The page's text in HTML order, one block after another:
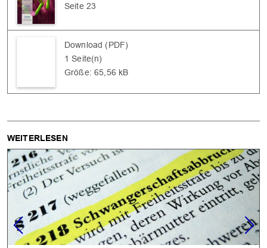
Seite 23
Download (PDF)
1 Seite(n)
Größe: 65,56 kB
WEITERLESEN